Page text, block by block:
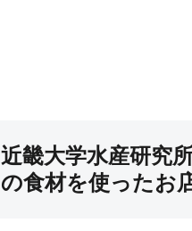
近畿大学水産研究
の食材を使ったお